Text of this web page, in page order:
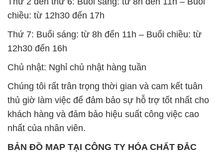
Chủ nhật: Nghỉ chủ nhật hàng tuần
thủ giờ làm việc để đảm bảo sự hỗ trợ tốt nhất cho
khách hàng và đảm bảo hiệu suất công việc cao
nhất của nhân viên.
BẢN ĐỒ MAP TẠI CÔNG TY HÓA CHẤT ĐẮC
TRƯỜNG PHÁT
ĐỊA CHỈ: 1229C Quốc lộ 1A, Phường Bình Trị
Đông B, Quận Bình Tân, Sài Gòn TP. Hồ Chí
Minh